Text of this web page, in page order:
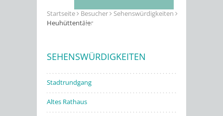
Erleben
Startseite Besucher
Sehenswürdigkeiten
Heuhüttentäler
SEHENSWÜRDIGKEITEN
Stadtrundgang
Altes Rathaus